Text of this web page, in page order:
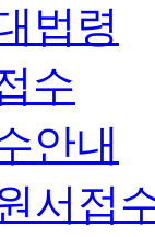
법령
수
안내
서접